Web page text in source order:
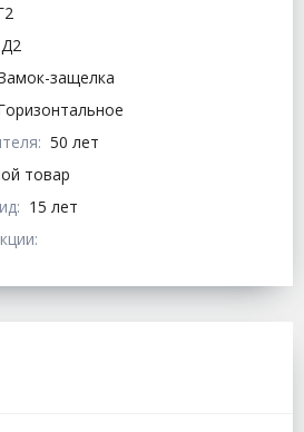
Д2
защелка
50 лет
товар
15 лет